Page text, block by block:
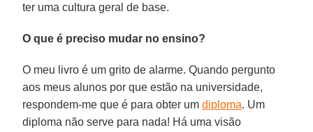
ter uma cultura geral de base.
O que é preciso mudar no ensino?
O meu livro é um grito de alarme. Quando pergunto
aos meus alunos por que estão na universidade,
respondem-me que é para obter umdiploma. Um
diploma não serve para nada! Há uma visão